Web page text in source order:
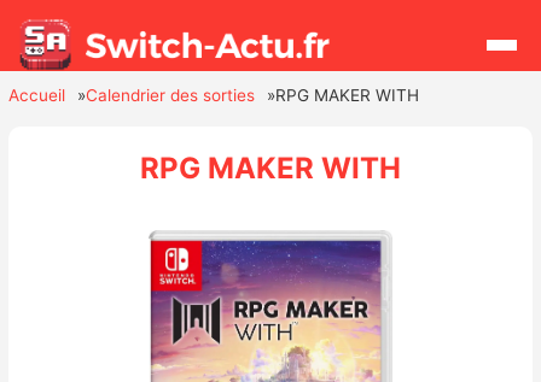
Hardware
Accueil Calendrier des sorties RPG MAKER WITH
RPG MAKER WITH